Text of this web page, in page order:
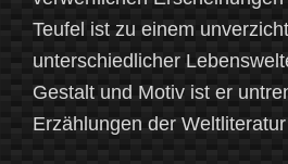
Teufel ist zu einem
unterschiedlicher
Gestalt und Motiv ist er
Erzählungen der